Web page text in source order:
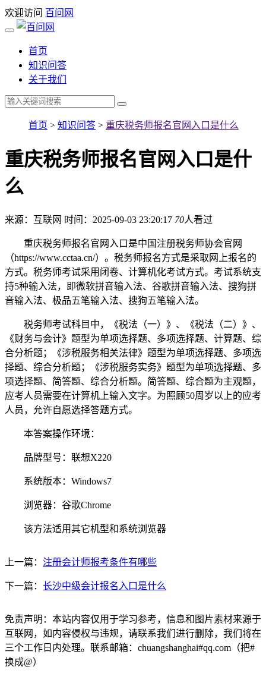
欢迎访问 百问网
首页
知识问答
关于我们
首页 > 知识问答 > 重庆税务师报名官网入口是什么
重庆税务师报名官网入口是什
么
来源：互联网 时间：2025-09-03 23:20:17 70人看过
重庆税务师报名官网入口是中国注册税务师协会官网
（https://www.cctaa.cn/）。税务师报名方式是采取网上报名的
方式。税务师考试采用闭卷、计算机化考试方式。考试系统支
持5种输入法，即微软拼音输入法、谷歌拼音输入法、搜狗拼
音输入法、极品五笔输入法、搜狗五笔输入法。
税务师考试科目中，《税法（一）》、《税法（二）》、
《财务与会计》题型为单项选择题、多项选择题、计算题、综
合分析题；《涉税服务相关法律》题型为单项选择题、多项选
择题、综合分析题；《涉税服务实务》题型为单项选择题、多
项选择题、简答题、综合分析题。简答题、综合题为主观题，
应考人员需要在计算机上输入文字。为照顾50周岁以上的应考
人员，允许自愿选择答题方式。
本答案操作环境：
品牌型号：联想X220
系统版本：Windows7
浏览器：谷歌Chrome
该方法适用其它机型和系统浏览器
上一篇： 注册会计师报考条件有哪些
下一篇： 长沙中级会计报名入口是什么
免责声明：本站内容仅用于学习参考，信息和图片素材来源于
互联网，如内容侵权与违规，请联系我们进行删除，我们将在
三个工作日内处理。联系邮箱：chuangshanghai#qq.com（把#
换成@）